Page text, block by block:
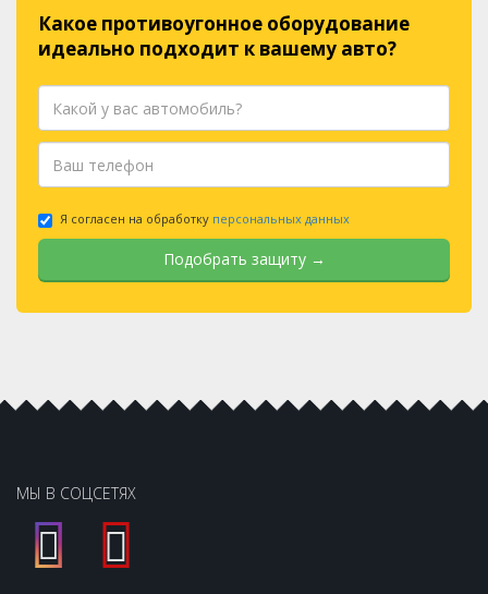
Какое противоугонное оборудование
идеально подходит к вашему авто?
Я согласен на обработку персональных данных
Подобрать защиту →
МЫ В СОЦСЕТЯХ